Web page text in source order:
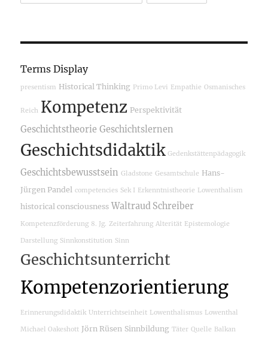
Terms Display
presentism Historical Thinking Primo Levi Empathie Osmanisches
Reich Kompetenz Perspektivität
Geschichtstheorie Geschichtslernen
Geschichtsdidaktik Gedenkstättenpädagogik
Geschichtsbewusstsein Gladstone Gesamtschule Hans-
Jürgen Pandel competencies Sek I Erkenntnistheorie Lowenthalism
historical consciousness Waltraud Schreiber
Kompetenzförderung 8. Jg. Zeiterfahrung Alterität Epistemologie
Darstellung Sinnkonstitution Sinn
Geschichtsunterricht
Kompetenzorientierung
Erinnerungsdidaktik Unterrichtseinheit Lowenthalismus Lowenthal
Michael Oakeshott Jörn Rüsen Sinnbildung Täter Quelle Balkan